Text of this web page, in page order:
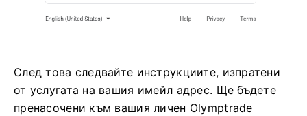
След това следвайте инструкциите, изпратени
от услугата на вашия имейл адрес. Ще бъдете
пренасочени към вашия личен Olymptrade